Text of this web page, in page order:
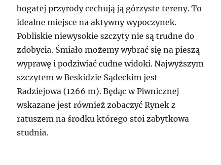
bogatej przyrody cechują ją górzyste tereny. To
idealne miejsce na aktywny wypoczynek.
Pobliskie niewysokie szczyty nie są trudne do
zdobycia. Śmiało możemy wybrać się na pieszą
wyprawę i podziwiać cudne widoki. Najwyższym
szczytem w Beskidzie Sądeckim jest
Radziejowa (1266 m). Będąc w Piwnicznej
wskazane jest również zobaczyć Rynek z
ratuszem na środku którego stoi zabytkowa
studnia.